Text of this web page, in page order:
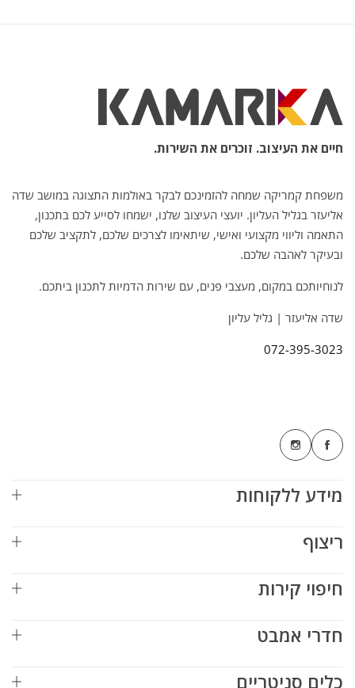
חיים את העיצוב. זוכרים את השירות.
משפחת קמריקה שמחה להזמינכם לבקר באולמות התצוגה במושב שדה
אליעזר בגליל העליון. יועצי העיצוב שלנו, ישמחו לסייע לכם בתכנון,
התאמה וליווי מקצועי ואישי, שיתאימו לצרכים שלכם, לתקציב שלכם
ובעיקר לאהבה שלכם.
לנוחיותכם במקום, מעצבי פנים, עם שירות הדמיות לתכנון ביתכם.
שדה אליעזר | גליל עליון
072-395-3023
מידע ללקוחות
ריצוף
חיפוי קירות
חדרי אמבט
כלים סניטריים